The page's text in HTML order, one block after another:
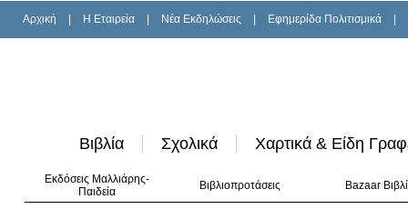
Αρχική H Εταιρεία Νέα Εκδηλώσεις Εφημερίδα Πολιτισμικά
Βιβλία Σχολικά Χαρτικά & Είδη
Εκδόσεις Μαλλιάρης-
Παιδεία
Βιβλιοπροτάσεις Bazaar